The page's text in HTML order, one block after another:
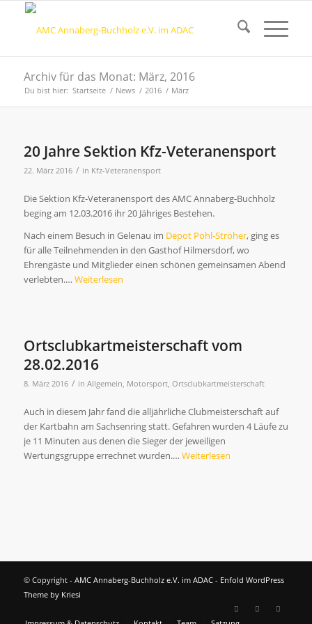
Archiv für das Monat: März, 2016
Du bist hier: Startseite / News / 2016 / März
20 Jahre Sektion Kfz-Veteranensport
22. März 2016 / in Kfz-Veteranensport
Die Sektion Kfz-Veteranensport des AMC Annaberg-Buchholz
beging am 12.03.2016 ihr 20 Jähriges Bestehen.
Nach einem Besuch in Gelenau im Depot Pohl-Ströher, ging es
für alle Teilnehmenden in den Gasthof Hilmersdorf, wo
Ehrengäste und Mitglieder einen schönen gemeinsamen Abend
verlebten.… Weiterlesen
Ortsclubkartmeisterschaft vom
28.02.2016
8. März 2016 / in Allgemein, Motorsport, Ortsclubkartmeisterschaft
Auch in diesem Jahr fand die alljährliche Clubmeisterschaft auf
der Kartbahn am Sachsenring statt. Gefahren wurden 4 Läufe zu
je 11 Minuten aus denen die Sieger der jeweiligen
Wertungsgruppe errechnet wurden.… Weiterlesen
© Copyright - AMC Annaberg-Buchholz e.V. im ADAC- Enfold WordPress
Theme by Kriesi